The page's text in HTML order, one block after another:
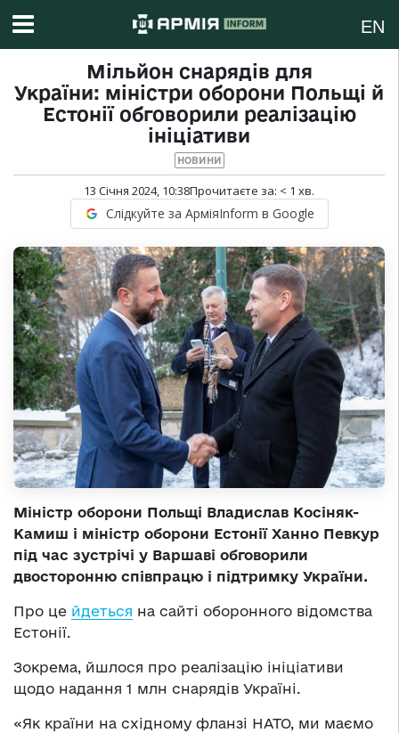
EN
Мільйон снарядів для
України: міністри оборони Польщі й
Естонії обговорили реалізацію
ініціативи
НОВИНИ
13 Січня 2024, 10:38Прочитаєте за: < 1 хв.
Слідкуйте за АрміяInform в Google
Міністр оборони Польщі Владислав Косіняк-
Камиш і міністр оборони Естонії Ханно Певкур
під час зустрічі у Варшаві обговорили
двосторонню співпрацю і підтримку України.
Про це йдеться на сайті оборонного відомства
Естонії.
Зокрема, йшлося про реалізацію ініціативи
щодо надання 1 млн снарядів Україні.
«Як країни на східному фланзі НАТО, ми маємо